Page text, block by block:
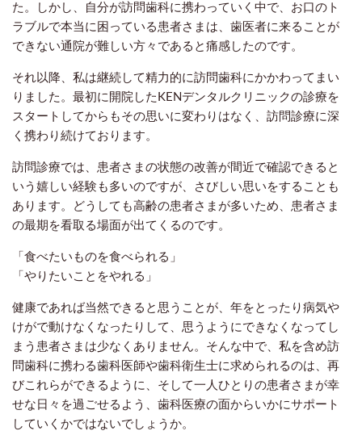
た。しかし、自分が訪問歯科に携わっていく中で、お口のト
ラブルで本当に困っている患者さまは、歯医者に来ることが
できない通院が難しい方々であると痛感したのです。
それ以降、私は継続して精力的に訪問歯科にかかわってまい
りました。最初に開院した KENデンタルクリニックの診療を
スタートしてからもその思いに変わりはなく、訪問診療に深
く携わり続けております。
訪問診療では、患者さまの状態の改善が間近で確認できると
いう嬉しい経験も多いのですが、さびしい思いをすることも
あります。どうしても高齢の患者さまが多いため、患者さま
の最期を看取る場面が出てくるのです。
「食べたいものを食べられる」
「やりたいことをやれる」
健康であれば当然できると思うことが、年をとったり病気や
けがで動けなくなったりして、思うようにできなくなってし
まう患者さまは少なくありません。 そんな中で、私を含め訪
問歯科に携わる歯科医師や歯科衛生士に求められるのは、 再
びこれらができるように、そして一人ひとりの患者さまが幸
せな日々を過ごせるよう、 歯科医療の面から いかにサポート
していくかではないでしょうか。